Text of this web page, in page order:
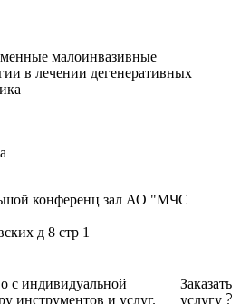
конференц зал АО "МЧС
д 8 стр 1
с индивидуальной
инструментов и услуг.
Заказать
услугу